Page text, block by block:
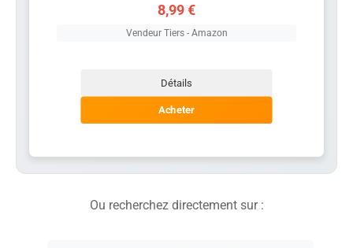
8,99 €
Vendeur Tiers - Amazon
Détails
Acheter
Ou recherchez directement sur :